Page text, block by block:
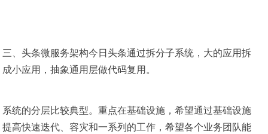
三、头条微服务架构今日头条通过拆分子系统，大的应用拆
成小应用，抽象通用层做代码复用。
系统的分层比较典型。重点在基础设施，希望通过基础设施
提高快速迭代、容灾和一系列的工作，希望各个业务团队能